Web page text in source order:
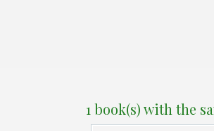
1 book(s) with the